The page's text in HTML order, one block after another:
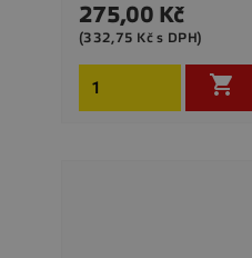
Cena
275,00 Kč
(332,75 Kč s DPH)
